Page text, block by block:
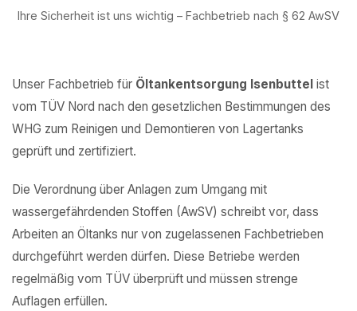
Ihre Sicherheit ist uns wichtig – Fachbetrieb nach § 62 AwSV
Unser Fachbetrieb für Öltankentsorgung Isenbuttel ist
vom TÜV Nord nach den gesetzlichen Bestimmungen des
WHG zum Reinigen und Demontieren von Lagertanks
geprüft und zertifiziert.
Die Verordnung über Anlagen zum Umgang mit
wassergefährdenden Stoffen (AwSV) schreibt vor, dass
Arbeiten an Öltanks nur von zugelassenen Fachbetrieben
durchgeführt werden dürfen. Diese Betriebe werden
regelmäßig vom TÜV überprüft und müssen strenge
Auflagen erfüllen.